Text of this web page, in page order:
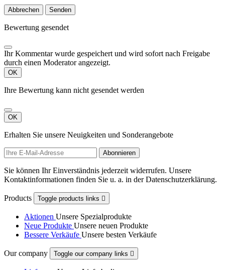
Abbrechen Senden
Bewertung gesendet
Ihr Kommentar wurde gespeichert und wird sofort nach Freigabe
durch einen Moderator angezeigt.
OK
Ihre Bewertung kann nicht gesendet werden
OK
Erhalten Sie unsere Neuigkeiten und Sonderangebote
Sie können Ihr Einverständnis jederzeit widerrufen. Unsere
Kontaktinformationen finden Sie u. a. in der Datenschutzerklärung.
Products Toggle products links 
Aktionen Unsere Spezialprodukte
Neue Produkte Unsere neuen Produkte
Bessere Verkäufe Unsere besten Verkäufe
Our company Toggle our company links 